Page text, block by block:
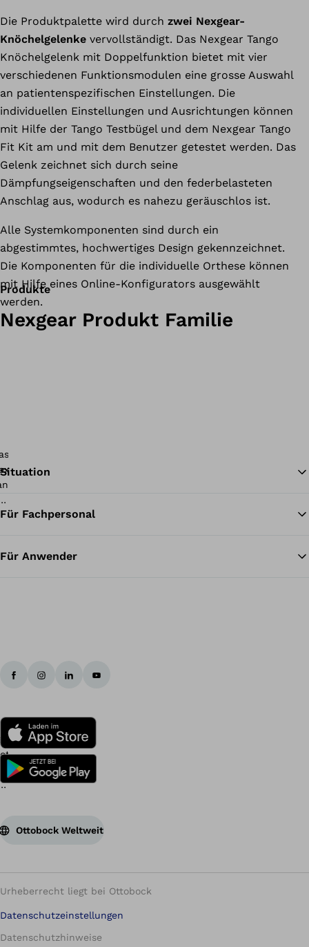
Die Produktpalette wird durch zwei Nexgear-
Knöchelgelenke vervollständigt. Das Nexgear Tango
Knöchelgelenk mit Doppelfunktion bietet mit vier
verschiedenen Funktionsmodulen eine grosse Auswahl
an patientenspezifischen Einstellungen. Die
individuellen Einstellungen und Ausrichtungen können
mit Hilfe der Tango Testbügel und dem Nexgear Tango
Fit Kit am und mit dem Benutzer getestet werden. Das
Gelenk zeichnet sich durch seine
Dämpfungseigenschaften und den federbelasteten
Anschlag aus, wodurch es nahezu geräuschlos ist.
Alle Systemkomponenten sind durch ein
abgestimmtes, hochwertiges Design gekennzeichnet.
Die Komponenten für die individuelle Orthese können
mit Hilfe eines Online-Konfigurators ausgewählt
werden.
Produkte
Nexgear Produkt Familie
Situation
Für Fachpersonal
Für Anwender
Ottobock Weltweit
Urheberrecht liegt bei Ottobock
Datenschutzeinstellungen
Datenschutzhinweise